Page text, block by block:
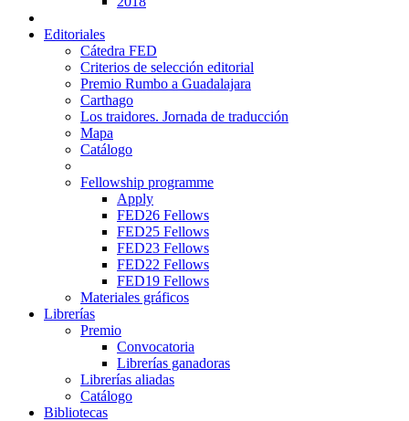
Editoriales
Cátedra FED
Criterios de selección editorial
Premio Rumbo a Guadalajara
Carthago
Los traidores. Jornada de traducción
Mapa
Catálogo
Fellowship programme
Apply
FED26 Fellows
FED25 Fellows
FED23 Fellows
FED22 Fellows
FED19 Fellows
Materiales gráficos
Librerías
Premio
Convocatoria
Librerías ganadoras
Librerías aliadas
Catálogo
Bibliotecas